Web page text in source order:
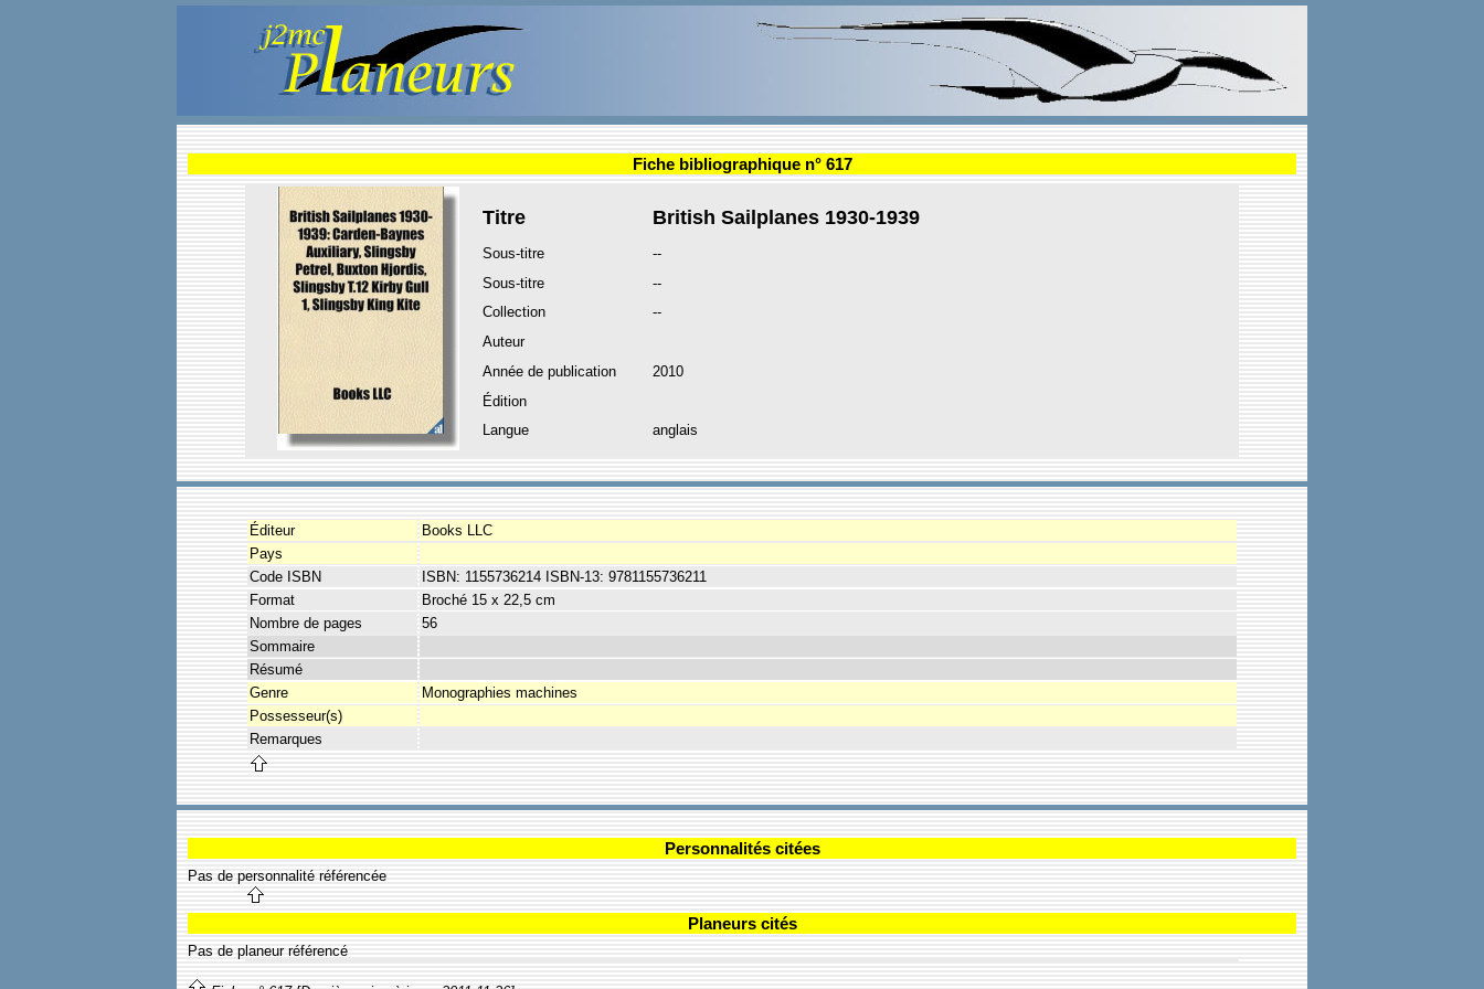
Fiche bibliographique n° 617
Titre British Sailplanes 1930-1939
Sous-titre
--
Sous-titre
--
Collection
--
Auteur
Année de publication
2010
Édition
Langue
anglais
Éditeur
Books LLC
Pays
Code ISBN
ISBN: 1155736214 ISBN-13: 9781155736211
Format
Broché 15 x 22,5 cm
Nombre de pages
56
Sommaire
Résumé
Genre
Monographies machines
Possesseur(s)
Remarques
Personnalités citées
Pas de personnalité référencée
Planeurs cités
Pas de planeur référencé